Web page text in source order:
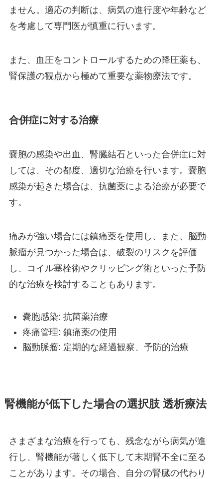
ません。適応の判断は、病気の進行度や年齢など
を考慮して専門医が慎重に行います。
また、血圧をコントロールするための降圧薬も、
腎保護の観点から極めて重要な薬物療法です。
合併症に対する治療
嚢胞の感染や出血、腎臓結石といった合併症に対
しては、その都度、適切な治療を行います。嚢胞
感染が起きた場合は、抗菌薬による治療が必要で
す。
痛みが強い場合には鎮痛薬を使用し、また、脳動
脈瘤が見つかった場合は、破裂のリスクを評価
し、コイル塞栓術やクリッピング術といった予防
的な治療を検討することもあります。
嚢胞感染: 抗菌薬治療
疼痛管理: 鎮痛薬の使用
脳動脈瘤: 定期的な経過観察、予防的治療
腎機能が低下した場合の選択肢 透析療法
さまざまな治療を行っても、残念ながら病気が進
行し、腎機能が著しく低下して末期腎不全に至る
ことがあります。その場合、自分の腎臓の代わり